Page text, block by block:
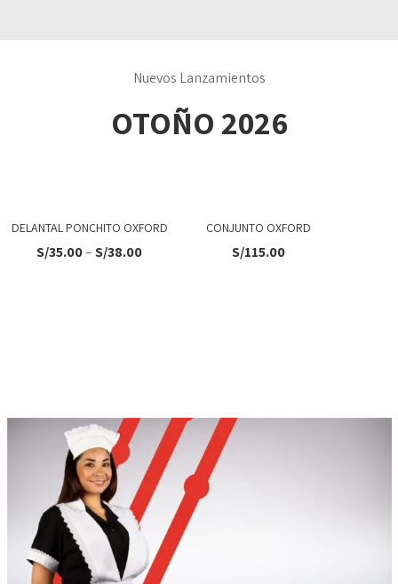
Nuevos Lanzamientos
OTOÑO 2026
DELANTAL PONCHITO OXFORD
S/35.00–S/38.00
CONJUNTO OXFORD
S/115.00